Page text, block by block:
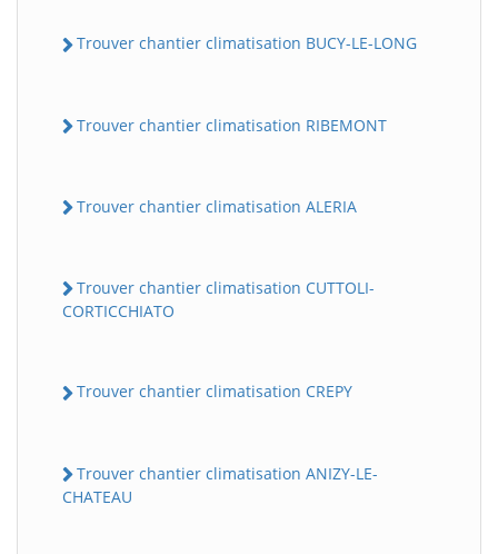
Trouver chantier climatisation BUCY-LE-LONG
Trouver chantier climatisation RIBEMONT
Trouver chantier climatisation ALERIA
Trouver chantier climatisation CUTTOLI-
CORTICCHIATO
Trouver chantier climatisation CREPY
Trouver chantier climatisation ANIZY-LE-
CHATEAU